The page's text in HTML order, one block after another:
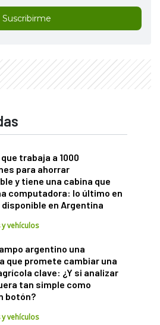
Suscribirme
trabaja a 1000
para ahorrar
y tiene una cabina que
computadora: lo último en
disponible en Argentina
vehículos
argentino una
que promete cambiar una
clave: ¿Y si analizar
tan simple como
botón?
vehículos